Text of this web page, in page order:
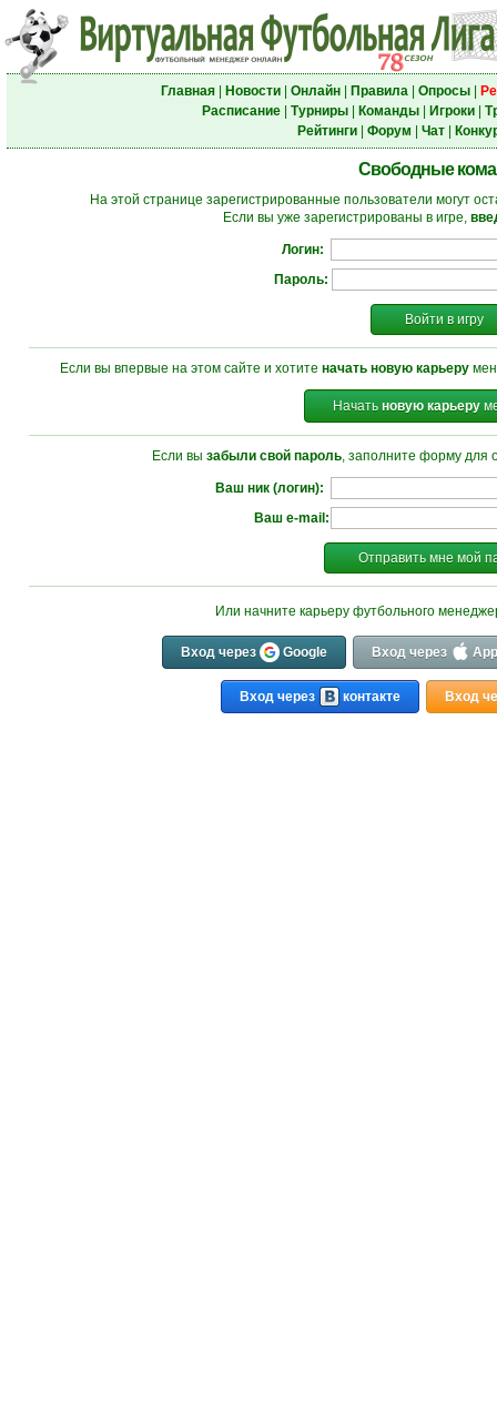
Главная| Новости| Онлайн| Правила| Опросы|
Расписание| Турниры| Команды| Игроки|
Рейтинги| Форум Чат|
Свободные
На этой странице зарегистрированные пользователи могут
Если вы уже зарегистрированы в игре,
Логин:
Пароль:
Войти в игру
Если вы впервые на этом сайте и хотите начать новую карьеру
Начать новую карьеру
Если вы забыли свой пароль, заполните форму для
Ваш ник (логин):
Ваш e-mail:
Отправить мне мой
Или начните карьеру футбольного
Вход через Google Вход через
Вход через контакте Вход